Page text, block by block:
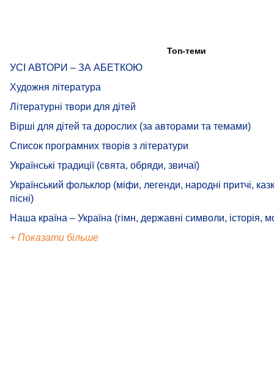
Топ-теми
УСІ АВТОРИ – ЗА АБЕТКОЮ
Художня література
Літературні твори для дітей
Вірші для дітей та дорослих (за авторами та темами)
Список програмних творів з літератури
Українські традиції (свята, обряди, звичаї)
Український фольклор (міфи, легенди, народні притчі,
пісні)
Наша країна – Україна (гімн, державні символи, історія,
+ Показати більше